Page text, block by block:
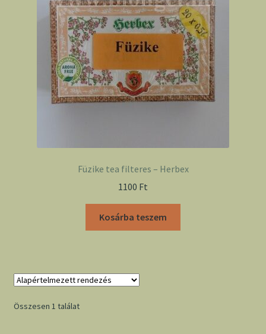
Füzike tea filteres – Herbex
1100 Ft
Kosárba teszem
Összesen 1 találat